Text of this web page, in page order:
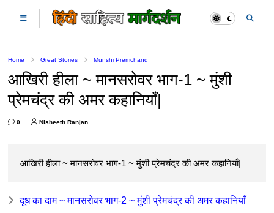
Home Great Stories Munshi Premchand
आखिरी हीला ~ मानसरोवर भाग-1 ~ मुंशी
प्रेमचंद्र की अमर कहानियाँ|
0 Nisheeth Ranjan
आखिरी हीला ~ मानसरोवर भाग-1 ~ मुंशी प्रेमचंद्र की अमर कहानियाँ|
दूध का दाम ~ मानसरोवर भाग-2 ~ मुंशी प्रेमचंद्र की अमर कहानियाँ